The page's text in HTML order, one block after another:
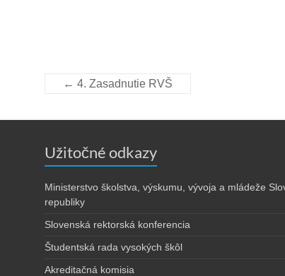
← 4. Zasadnutie RVŠ
Užitočné odkazy
Ministerstvo školstva, výskumu, vývoja a mládeže
republiky
Slovenská rektorská konferencia
Študentská rada vysokých škôl
Akreditačná komisia